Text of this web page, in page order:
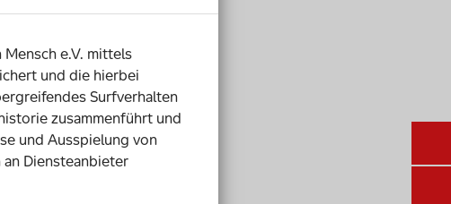
e.V. mittels
und die hierbei
Surfverhalten
zusammenführt und
und Ausspielung von
Diensteanbieter